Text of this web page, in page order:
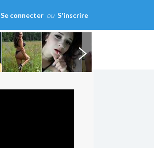
Se connecter ou S'inscrire